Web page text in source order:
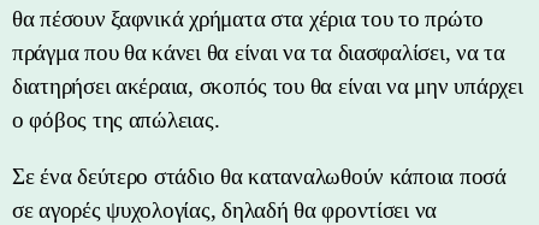
θα πέσουν ξαφνικά χρήματα στα χέρια του το πρώτο
πράγμα που θα κάνει θα είναι να τα διασφαλίσει, να τα
διατηρήσει ακέραια, σκοπός του θα είναι να μην υπάρχει
ο φόβος της απώλειας.
Σε ένα δεύτερο στάδιο θα καταναλωθούν κάποια ποσά
σε αγορές ψυχολογίας, δηλαδή θα φροντίσει να